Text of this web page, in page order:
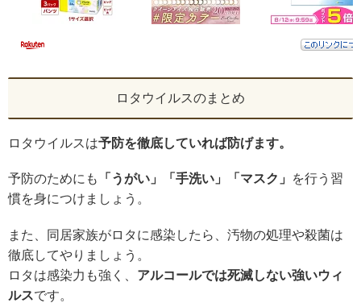
ロタウイルスのまとめ
ロタウイルスは予防を徹底していれば防げます。
予防のためにも 「うがい」「手洗い」「マスク」
を行う習
慣を身につけましょう。
また、同居家族がロタに感染したら、汚物の処理や殺菌は
徹底してやりましょう。
ロタは感染力も強く、 アルコールでは死滅しない強いウィ
ルスです。